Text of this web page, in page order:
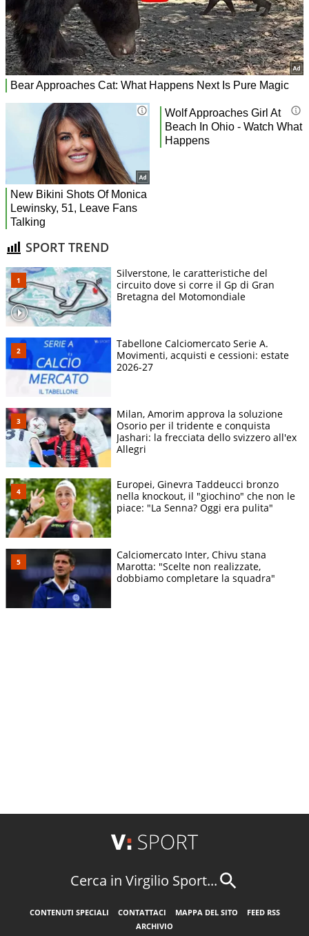
SPORT TREND
Silverstone, le caratteristiche del
circuito dove si corre il Gp di Gran
Bretagna del Motomondiale
Tabellone Calciomercato Serie A.
Movimenti, acquisti e cessioni: estate
2026-27
Milan, Amorim approva la soluzione
Osorio per il tridente e conquista
Jashari: la frecciata dello svizzero all'ex
Allegri
Europei, Ginevra Taddeucci bronzo
nella knockout, il "giochino" che non le
piace: "La Senna? Oggi era pulita"
Calciomercato Inter, Chivu stana
Marotta: "Scelte non realizzate,
dobbiamo completare la squadra"
Cerca in Virgilio Sport...
CONTENUTI SPECIALI CONTATTACI MAPPA DEL SITO
FEED RSS
ARCHIVIO